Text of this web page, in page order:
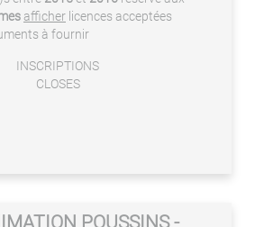
afficher licences acceptées
à fournir
INSCRIPTIONS
CLOSES
POUSSINS -